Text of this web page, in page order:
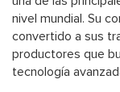
nivel mundial. Su
convertido a sus
productores que
tecnología